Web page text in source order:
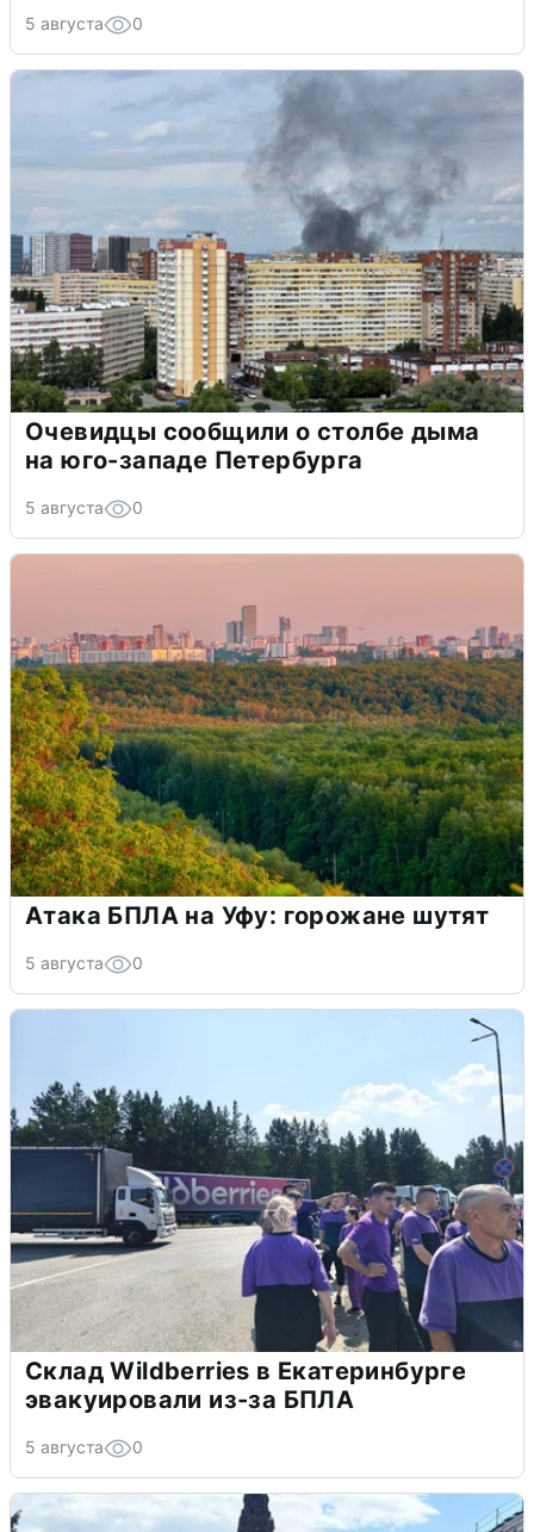
5 августа 0
Очевидцы сообщили о столбе дыма
на юго-западе Петербурга
5 августа 0
Атака БПЛА на Уфу: горожане шутят
5 августа 0
Склад Wildberries в Екатеринбурге
эвакуировали из-за БПЛА
5 августа 0